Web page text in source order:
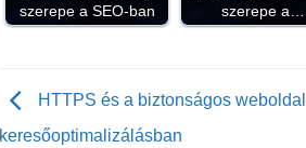
szerepe a SEO-ban
szerepe a…
HTTPS és a biztonságos
keresőoptimalizálásban